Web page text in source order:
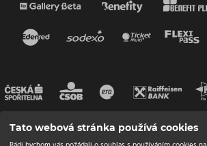
Tato webová stránka používá cookies